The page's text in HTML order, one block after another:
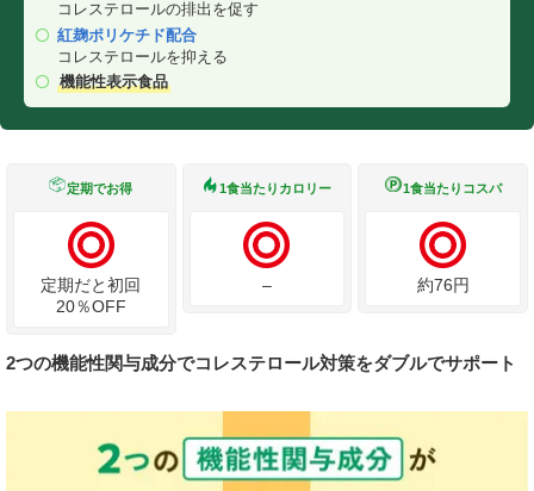
コレステロールの排出を促す
紅麹ポリケチド配合
コレステロールを抑える
機能性表示食品
定期でお得
定期だと初回
20％OFF
1食当たりカロリー
–
1食当たりコスパ
約76円
2つの機能性関与成分でコレステロール対策をダブルでサポート